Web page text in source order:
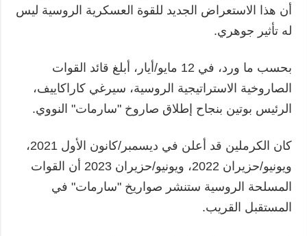
أن هذا الاستعراض الجديد للقوة العسكرية الروسية ليس
له تأثير جوهري.
بحسب ما ورد، في 12 مايو/أيار، أبلغ قائد القوات
الصاروخية الاستراتيجية الروسية، سيرغي كاراكاييف،
الرئيس بوتين بنجاح إطلاق صاروخ "سارمات" النووي.
كان الكرملين قد أعلن في ديسمبر/كانون الأول 2021،
ويونيو/حزيران 2022، ويونيو/حزيران 2023 أن القوات
المسلحة الروسية ستنشر صواريخ "سارمات" في
المستقبل القريب.